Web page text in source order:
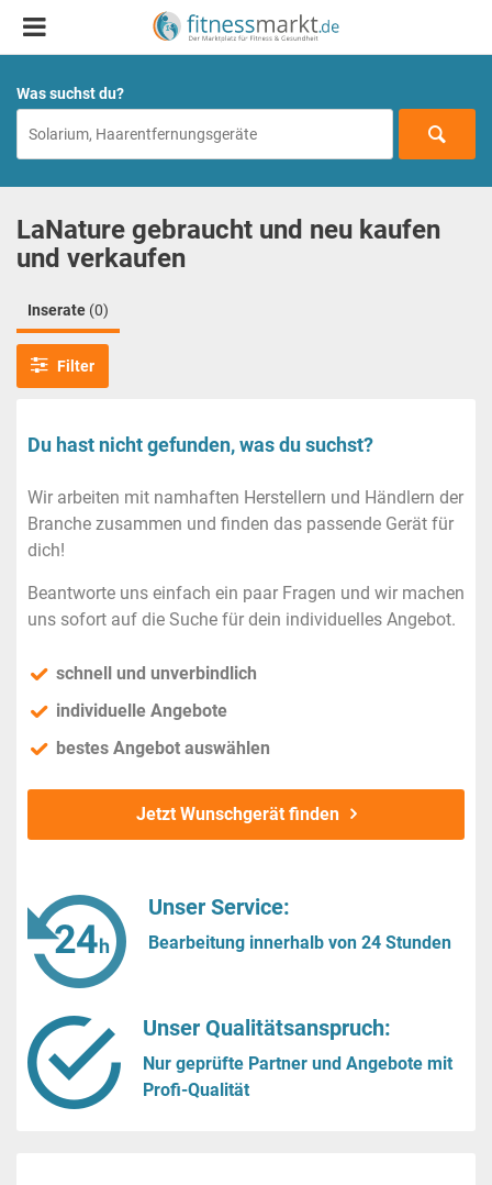
Was suchst du?
LaNature gebraucht und neu kaufen
und verkaufen
Inserate (0)
Filter
Du hast nicht gefunden, was du suchst?
Wir arbeiten mit namhaften Herstellern und Händlern der
Branche zusammen und finden das passende Gerät für
dich!
Beantworte uns einfach ein paar Fragen und wir machen
uns sofort auf die Suche für dein individuelles Angebot.
schnell und unverbindlich
individuelle Angebote
bestes Angebot auswählen
Jetzt Wunschgerät finden
Unser Service:
Bearbeitung innerhalb von 24 Stunden
Unser Qualitätsanspruch:
Nur geprüfte Partner und Angebote mit
Profi-Qualität